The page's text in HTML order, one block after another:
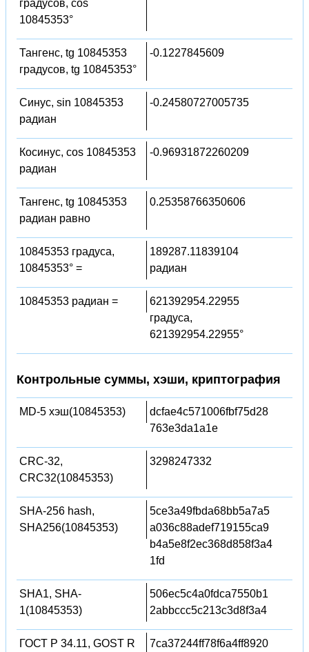
градусов, cos
10845353°
Тангенс, tg 10845353
градусов, tg 10845353°
-0.1227845609
Синус, sin 10845353
радиан
-0.24580727005735
Косинус, cos 10845353
радиан
-0.96931872260209
Тангенс, tg 10845353
радиан равно
0.25358766350606
10845353 градуса,
10845353° =
189287.11839104
радиан
10845353 радиан =
621392954.22955
градуса,
621392954.22955°
Контрольные суммы, хэши, криптография
MD-5 хэш(10845353)
dcfae4c571006fbf75d28
763e3da1a1e
CRC-32,
CRC32(10845353)
3298247332
SHA-256 hash,
SHA256(10845353)
5ce3a49fbda68bb5a7a5
a036c88adef719155ca9
b4a5e8f2ec368d858f3a4
1fd
SHA1, SHA-
1(10845353)
506ec5c4a0fdca7550b1
2abbccc5c213c3d8f3a4
ГОСТ Р 34.11, GOST R
7ca37244ff78f6a4ff8920